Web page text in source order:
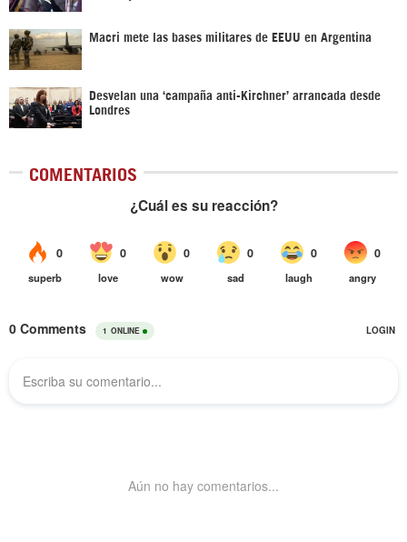
Macri mete las bases militares de EEUU en Argentina
Desvelan una ‘campaña anti-Kirchner’ arrancada desde
Londres
COMENTARIOS